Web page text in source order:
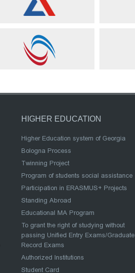
HIGHER EDUCATION
Higher Education system of Georgia
Bologna Process
Twinning Project
Program of students social assistance
Participation in ERASMUS+ Projects
Standing Abroad
Educational MA Program
To grant the right of studying without
passing Unified Entry Exams/Graduate
Record Exams
Authorized Institutions
Student Card